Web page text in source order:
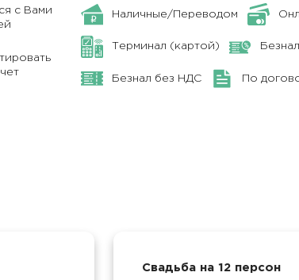
с Вами
Наличные/Переводом
Терминал (картой)
Безнал без НДС По
Свадьба на 12 персон